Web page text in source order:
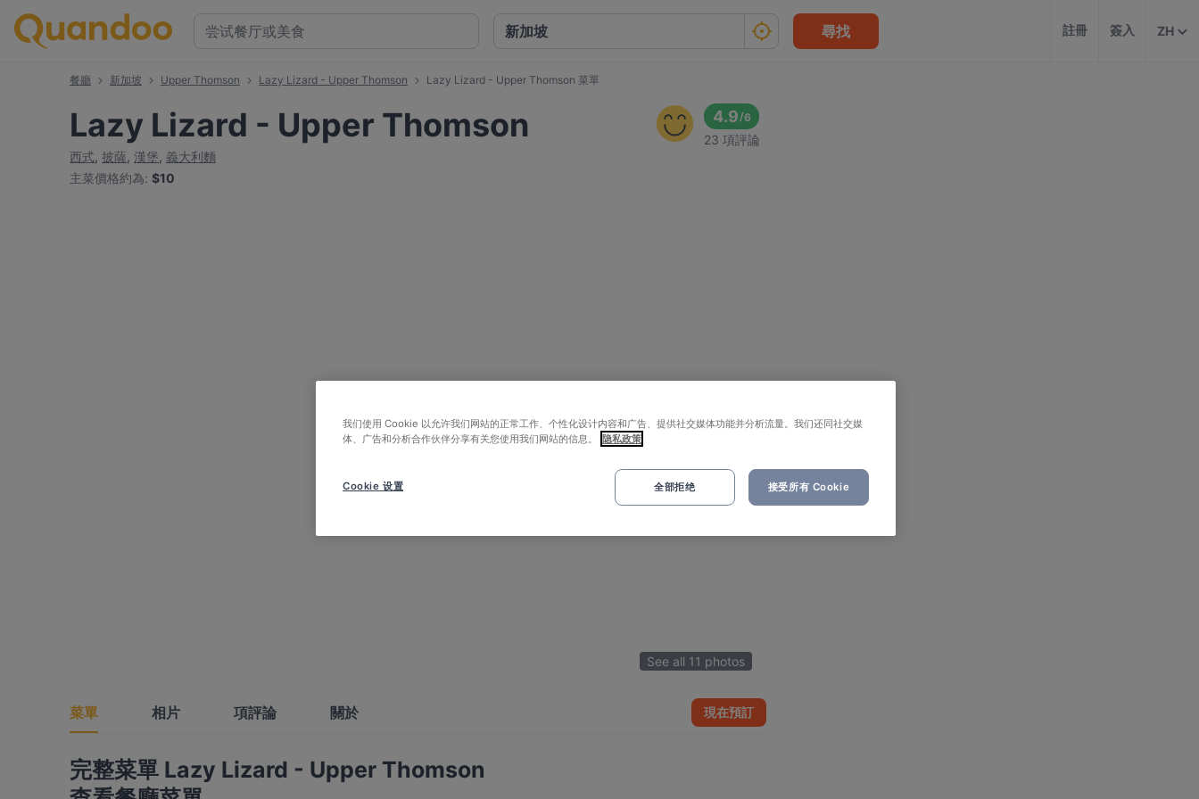
尋找 註冊 簽入 ZH
餐廳 新加坡 Upper Thomson Lazy Lizard - Upper Thomson Lazy Lizard - Upper Thomson 菜單
Lazy Lizard - Upper Thomson
西式, 披薩, 漢堡, 義大利麵
主菜價格約為: $10
4.9/6
23 項評論
See all 11 photos
菜單 相片 項評論 關於 現在預訂
完整菜單 Lazy Lizard - Upper Thomson
我们使用 Cookie 以允许我们网站的正常工作、个性化设计内容和广告、提供社交媒体功能并分析流量。我们还同社交媒
体、广告和分析合作伙伴分享有关您使用我们网站的信息。
隐私政策
全部拒绝 接受所有 Cookie
Cookie 设置